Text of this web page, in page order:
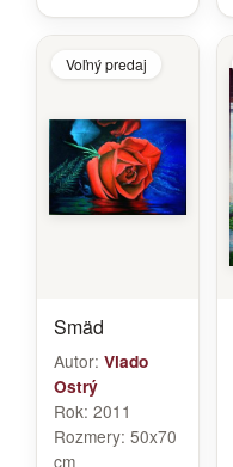
Voľný predaj
Smäd
Autor: Vlado
Ostrý
Rok: 2011
Rozmery: 50x70
cm